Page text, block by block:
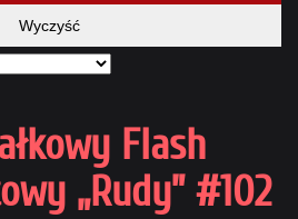
Wyczyść
Flash
„Rudy” #102